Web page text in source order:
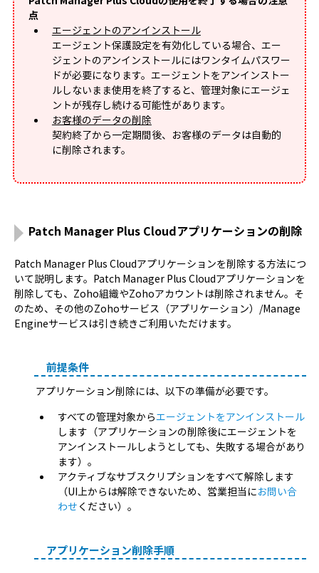
点
エージェントのアンインストール
エージェント保護設定を有効化している場合、エー
ジェントのアンインストールにはワンタイムパスワー
ドが必要になります。エージェントをアンインストー
ルしないまま使用を終了すると、管理対象にエージェ
ントが残存し続ける可能性があります。
お客様のデータの削除
契約終了から一定期間後、お客様のデータは自動的
に削除されます。
Patch Manager Plus Cloudアプリケーションの削除
Patch Manager Plus Cloudアプリケーションを削除する方法につ
いて説明します。Patch Manager Plus Cloudアプリケーションを
削除しても、Zoho組織やZohoアカウントは削除されません。そ
のため、その他のZohoサービス（アプリケーション）/Manage
Engineサービスは引き続きご利用いただけます。
前提条件
アプリケーション削除には、以下の準備が必要です。
すべての管理対象からエージェントをアンインストール
します（アプリケーションの削除後にエージェントを
アンインストールしようとしても、失敗する場合があり
ます）。
アクティブなサブスクリプションをすべて解除します
（UI上からは解除できないため、営業担当にお問い合
わせ ください）。
アプリケーション削除手順